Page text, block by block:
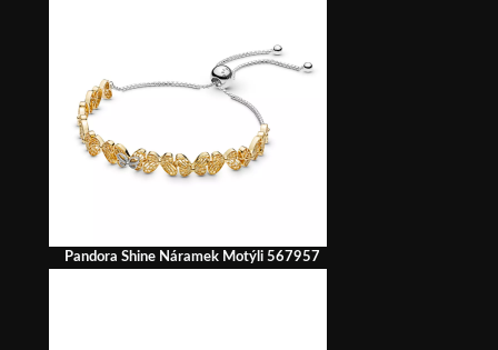
Pandora Shine Náramek Motýli 567957